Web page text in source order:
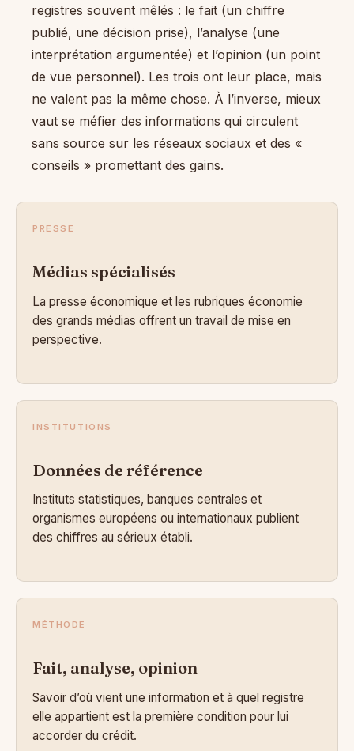
registres souvent mêlés : le fait (un chiffre
publié, une décision prise), l’analyse (une
interprétation argumentée) et l’opinion (un point
de vue personnel). Les trois ont leur place, mais
ne valent pas la même chose. À l’inverse, mieux
vaut se méfier des informations qui circulent
sans source sur les réseaux sociaux et des «
conseils » promettant des gains.
PRESSE
Médias spécialisés
La presse économique et les rubriques économie
des grands médias offrent un travail de mise en
perspective.
INSTITUTIONS
Données de référence
Instituts statistiques, banques centrales et
organismes européens ou internationaux publient
des chiffres au sérieux établi.
MÉTHODE
Fait, analyse, opinion
Savoir d’où vient une information et à quel registre
elle appartient est la première condition pour lui
accorder du crédit.